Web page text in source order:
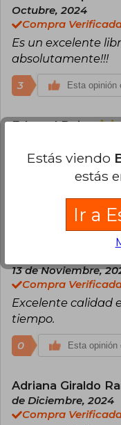
perfecto
ser
karate y
Valiente
alma,
y sin
hacerlo."
Octubre, 2024
Compra
Es un excelente
absolutamente!!!
3 Esta opinión
Edward Ruiz
Compra
Buen libro,
Esta opinión
13 de Noviembre,
Compra
Excelente calidad
tiempo.
0 Esta opinión
Adriana Giraldo
de Diciembre, 2024
Compra
Estás viendo
estás
Ir a